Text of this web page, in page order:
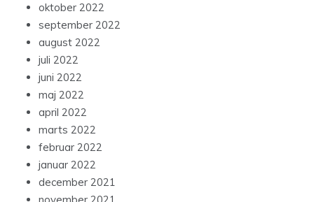
oktober 2022
september 2022
august 2022
juli 2022
juni 2022
maj 2022
april 2022
marts 2022
februar 2022
januar 2022
december 2021